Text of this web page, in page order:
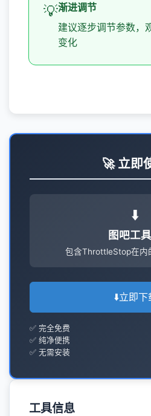
💡渐进调节
建议逐步调节参数，
变化
🚀 立即
⬇️
图吧工
包含ThrottleStop在内
⬇️立即下
✅ 完全免费
✅ 纯净便携
✅ 无需安装
工具信息